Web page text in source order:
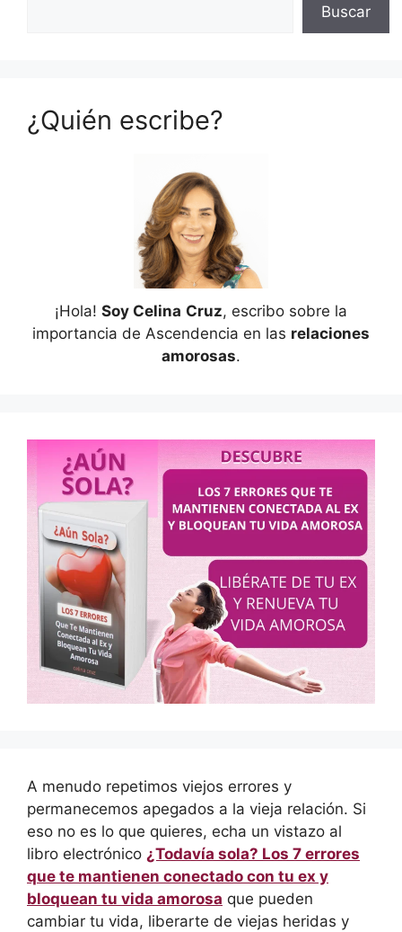
Buscar
¿Quién escribe?
¡Hola! Soy Celina Cruz, escribo sobre la
importancia de Ascendencia en las relaciones
amorosas.
A menudo repetimos viejos errores y
permanecemos apegados a la vieja relación. Si
eso no es lo que quieres, echa un vistazo al
libro electrónico ¿Todavía sola? Los 7 errores
que te mantienen conectado con tu ex y
bloquean tu vida amorosa que pueden
cambiar tu vida, liberarte de viejas heridas y